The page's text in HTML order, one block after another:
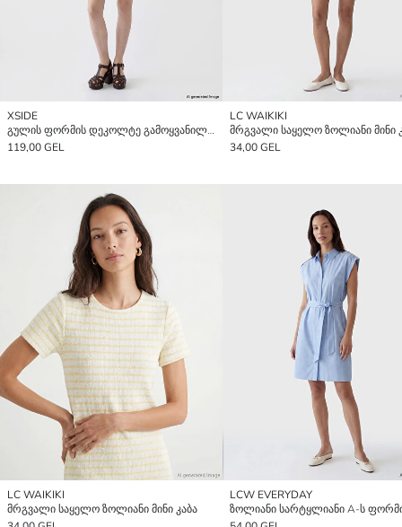
XSIDE
გულის ფორმის დეკოლტე გამოყვანილი წელი პოპლინ მინი კაბა
119,00 GEL
LC WAIKIKI
მრგვალი საყელო ზოლიანი მინი
34,00 GEL
LC WAIKIKI
მრგვალი საყელო ზოლიანი მინი კაბა
LCW EVERYDAY